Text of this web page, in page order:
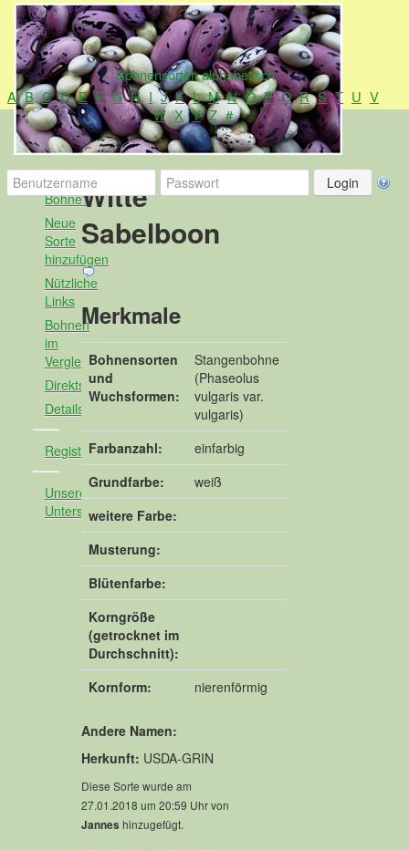
Bohnensorten alphabetisch
A B C D E F G H I J K L M N O P Q R S T U V
W X Y Z #
Alles
Bohne?
Neue
Sorte
hinzufügen
Nützliche
Links
Bohnen
im
Vergleich
Direktsuche
Detailsuche
Registrieren
Unsere
Unterstützer
Witte
Sabelboon
Merkmale
Bohnensorten
und
Wuchsformen:
Stangenbohne
(Phaseolus
vulgaris var.
vulgaris)
Farbanzahl:
einfarbig
Grundfarbe:
weiß
weitere Farbe:
Musterung:
Blütenfarbe:
Korngröße
(getrocknet im
Durchschnitt):
Kornform:
nierenförmig
Andere Namen:
Herkunft: USDA-GRIN
Diese Sorte wurde am
27.01.2018 um 20:59 Uhr von
Janneshinzugefügt.